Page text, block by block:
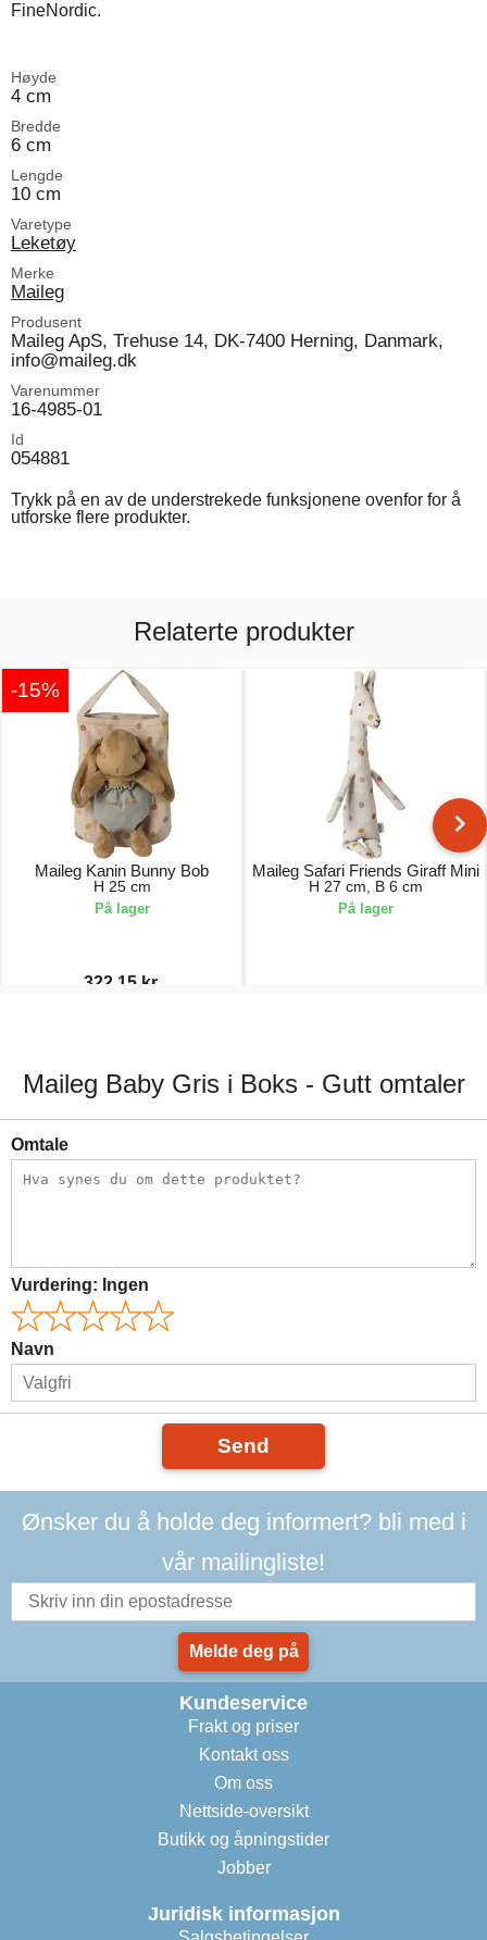
FineNordic.
Høyde
4 cm
Bredde
6 cm
Lengde
10 cm
Varetype
Leketøy
Merke
Maileg
Produsent
Maileg ApS, Trehuse 14, DK-7400 Herning, Danmark,
info@maileg.dk
Varenummer
16-4985-01
Id
054881
Trykk på en av de understrekede funksjonene ovenfor for å
utforske flere produkter.
Relaterte produkter
-15%
Maileg Kanin Bunny Bob
H 25 cm
På lager
322,15 kr.
Maileg Safari Friends Giraff Mini
H 27 cm, B 6 cm
På lager
Maileg Baby Gris i Boks - Gutt omtaler
Omtale
Vurdering: Ingen
Navn
Send
Ønsker du å holde deg informert? bli med i
vår mailingliste!
Melde deg på
Kundeservice
Frakt og priser
Kontakt oss
Om oss
Nettside-oversikt
Butikk og åpningstider
Jobber
Juridisk informasjon